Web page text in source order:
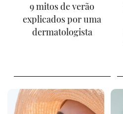
9 mitos de verão
explicados por uma
dermatologista